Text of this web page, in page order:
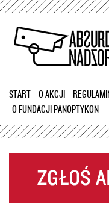
START O AKCJI
O FUNDACJI PANOPTYKON